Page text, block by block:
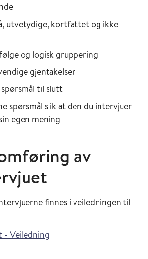
utvetydige, kortfattet og ikke
og logisk gruppering
gjentakelser
til slutt
spørsmål slik at den du intervjuer
egen mening
av
finnes i veiledningen til
- Veiledning